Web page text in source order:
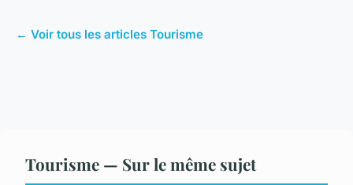
← Voir tous les articles Tourisme
Tourisme — Sur le même sujet